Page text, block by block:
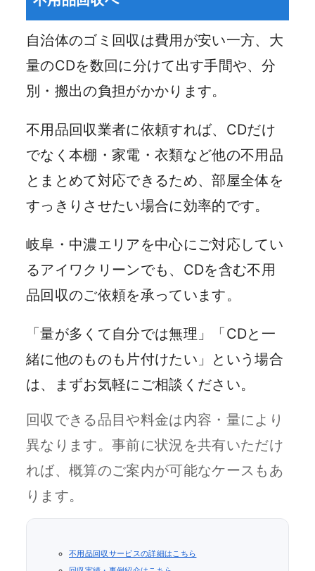
自治体のゴミ回収は費用が安い一方、大
量のCDを数回に分けて出す手間や、分
別・搬出の負担がかかります。
不用品回収業者に依頼すれば、CDだけ
でなく本棚・家電・衣類など他の不用品
とまとめて対応できるため、部屋全体を
すっきりさせたい場合に効率的です。
岐阜・中濃エリアを中心にご対応してい
るアイワクリーンでも、CDを含む不用
品回収のご依頼を承っています。
「量が多くて自分では無理」「CDと一
緒に他のものも片付けたい」という場合
は、まずお気軽にご相談ください。
回収できる品目や料金は内容・量により
異なります。事前に状況を共有いただけ
れば、概算のご案内が可能なケースもあ
ります。
不用品回収サービスの詳細はこちら